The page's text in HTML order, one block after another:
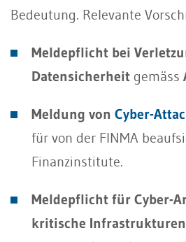
Bedeutung. Relevante
Meldepflicht bei
Datensicherheit gemäss
Meldung von Cyber-
für von der FINMA
Finanzinstitute.
Meldepflicht für Cyber-
kritische Infrastrukturen